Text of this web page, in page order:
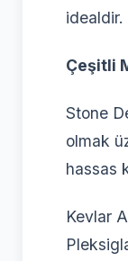
idealdir.
Çeşitli
Stone
olmak
hassas
Kevlar